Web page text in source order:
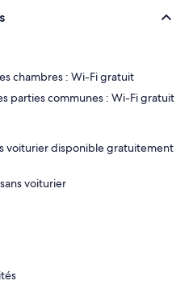
chambres : Wi-Fi gratuit
parties communes : Wi-Fi gratuit
voiturier disponible gratuitement
voiturier